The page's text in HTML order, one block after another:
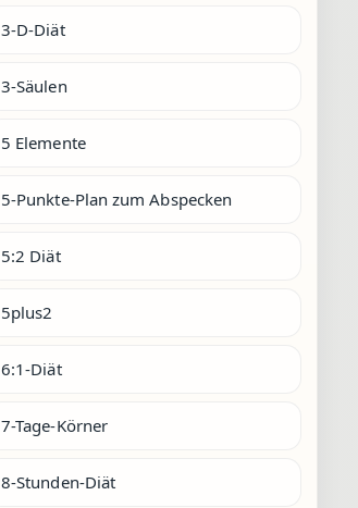
3-D-Diät
3-Säulen
5 Elemente
5-Punkte-Plan zum Abspecken
5:2 Diät
5plus2
6:1-Diät
7-Tage-Körner
8-Stunden-Diät